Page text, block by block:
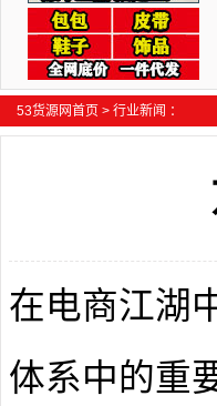
53货源网首页 > 行业新闻 ：
在电商江湖
体系中的重